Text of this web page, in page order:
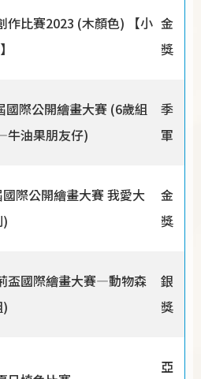
作比賽2023 (木顏色) 【小 金
獎
國際公開繪畫大賽 (6歲組
油果朋友仔)
季
軍
國際公開繪畫大賽 我愛大
金
獎
盃國際繪畫大賽—動物森
銀
獎
亞